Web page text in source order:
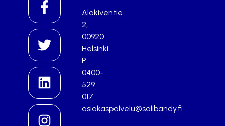
Alakiventie
2,
00920
Helsinki
P.
0400-
529
017
asiakaspalvelu@salibandy.fi